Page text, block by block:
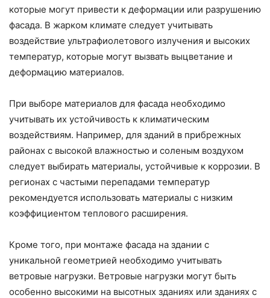
которые могут привести к деформации или разрушению
фасада. В жарком климате следует учитывать
воздействие ультрафиолетового излучения и высоких
температур, которые могут вызвать выцветание и
деформацию материалов.
При выборе материалов для фасада необходимо
учитывать их устойчивость к климатическим
воздействиям. Например, для зданий в прибрежных
районах с высокой влажностью и соленым воздухом
следует выбирать материалы, устойчивые к коррозии. В
регионах с частыми перепадами температур
рекомендуется использовать материалы с низким
коэффициентом теплового расширения.
Кроме того, при монтаже фасада на здании с
уникальной геометрией необходимо учитывать
ветровые нагрузки. Ветровые нагрузки могут быть
особенно высокими на высотных зданиях или зданиях с